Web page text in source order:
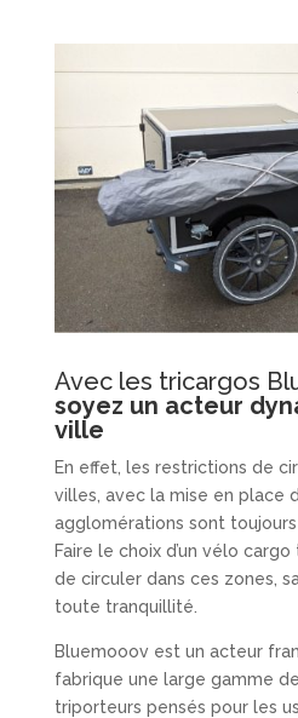
Avec les tricargos
soyez un acteur
ville
En effet, les restrictions de
villes, avec la mise en place
agglomérations sont toujours
Faire le choix d’un vélo
de circuler dans ces zones,
toute tranquillité.
Bluemooov est un acteur
fabrique une large gamme
triporteurs pensés pour les